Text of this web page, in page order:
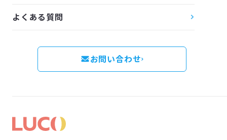
よくある質問
お問い合わせ